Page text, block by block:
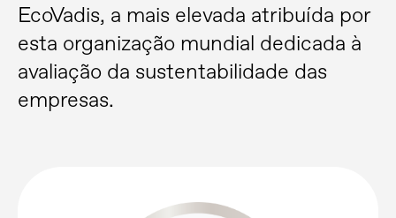
EcoVadis, a mais elevada atribuída por
esta organização mundial dedicada à
avaliação da sustentabilidade das
empresas.